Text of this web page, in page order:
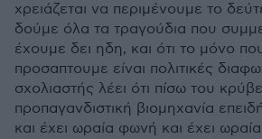
χρειάζεται να περιμένουμε το
δούμε όλα τα τραγούδια που
έχουμε δει ηδη, και ότι το μόνο
προσαπτουμε είναι πολιτικές
σχολιαστής λέει ότι πίσω του
προπαγανδιστική βιομηχανία
και έχει ωραία φωνή και έχει